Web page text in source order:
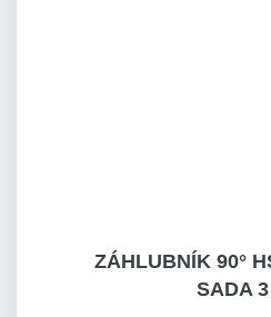
ZÁHLUBNÍK 90°
SADA